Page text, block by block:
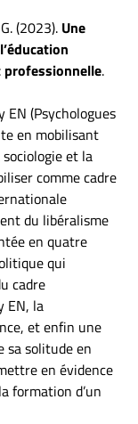
(2023). Une
professionnelle.
EN (Psychologues
en mobilisant
et la
comme cadre
du libéralisme
en quatre
qui
cadre
EN, la
et enfin une
sa solitude en
en évidence
formation d’un